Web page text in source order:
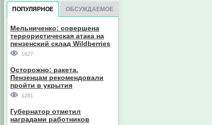
ПОПУЛЯРНОЕ ОБСУЖДАЕМОЕ
Мельниченко: совершена
террористическая атака на
пензенский склад Wildberries
1627
Осторожно: ракета.
Пензенцам рекомендовали
пройти в укрытия
1281
Губернатор отметил
наградами работников